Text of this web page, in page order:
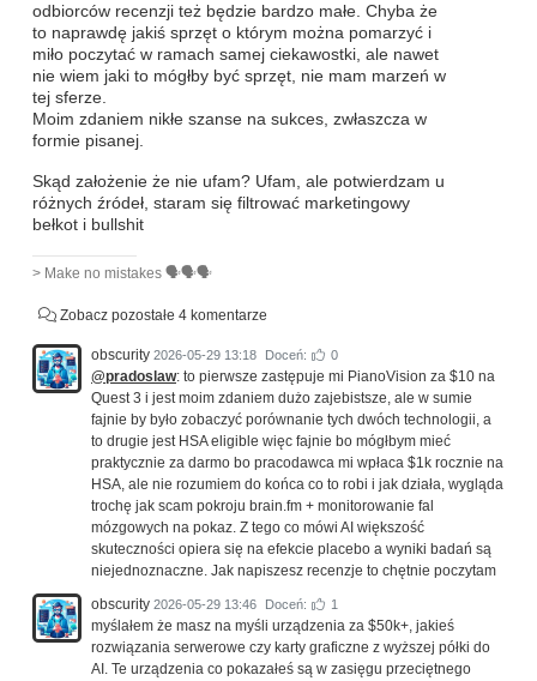
odbiorców recenzji też będzie bardzo małe. Chyba że
to naprawdę jakiś sprzęt o którym można pomarzyć i
miło poczytać w ramach samej ciekawostki, ale nawet
nie wiem jaki to mógłby być sprzęt, nie mam marzeń w
tej sferze.
Moim zdaniem nikłe szanse na sukces, zwłaszcza w
formie pisanej.
Skąd założenie że nie ufam? Ufam, ale potwierdzam u
różnych źródeł, staram się filtrować marketingowy
bełkot i bullshit
> Make no mistakes 🗣️🗣️🗣️
Zobacz pozostałe 4 komentarze
obscurity 2026-05-29 13:18 Doceń: 0
@pradoslaw: to pierwsze zastępuje mi PianoVision za $10 na
Quest 3 i jest moim zdaniem dużo zajebistsze, ale w sumie
fajnie by było zobaczyć porównanie tych dwóch technologii, a
to drugie jest HSA eligible więc fajnie bo mógłbym mieć
praktycznie za darmo bo pracodawca mi wpłaca $1k rocznie na
HSA, ale nie rozumiem do końca co to robi i jak działa, wygląda
trochę jak scam pokroju brain.fm + monitorowanie fal
mózgowych na pokaz. Z tego co mówi AI większość
skuteczności opiera się na efekcie placebo a wyniki badań są
niejednoznaczne. Jak napiszesz recenzje to chętnie poczytam
obscurity 2026-05-29 13:46 Doceń: 1
myślałem że masz na myśli urządzenia za $50k+, jakieś
rozwiązania serwerowe czy karty graficzne z wyższej półki do
AI. Te urządzenia co pokazałeś są w zasięgu przeciętnego